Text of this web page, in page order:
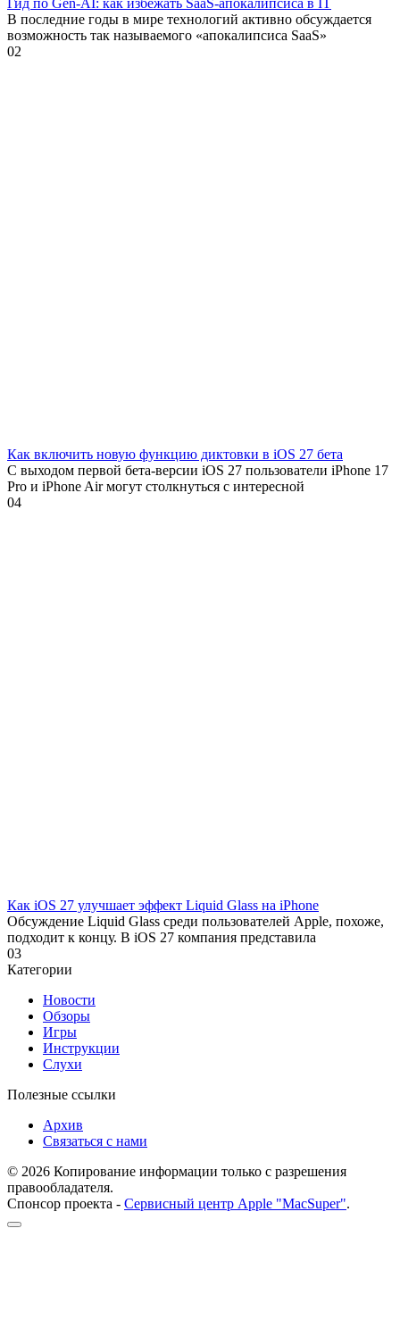
Гид по Gen-AI: как избежать SaaS-апокалипсиса в IT
В последние годы в мире технологий активно обсуждается
возможность так называемого «апокалипсиса SaaS»
02
Как включить новую функцию диктовки в iOS 27 бета
С выходом первой бета-версии iOS 27 пользователи iPhone 17
Pro и iPhone Air могут столкнуться с интересной
04
Как iOS 27 улучшает эффект Liquid Glass на iPhone
Обсуждение Liquid Glass среди пользователей Apple, похоже,
подходит к концу. В iOS 27 компания представила
03
Категории
Новости
Обзоры
Игры
Инструкции
Слухи
Полезные ссылки
Архив
Связаться с нами
© 2026 Копирование информации только с разрешения
правообладателя.
Спонсор проекта - Сервисный центр Apple "MacSuper".